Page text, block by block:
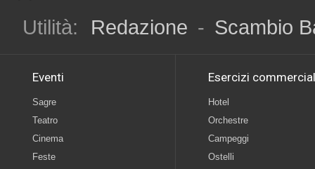
Utilità:
Redazione - Scambio
Eventi
Sagre
Teatro
Cinema
Feste
Esercizi
Hotel
Orchestre
Campeggi
Ostelli